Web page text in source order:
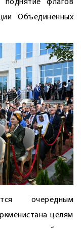
флагов
Объединённых
очередным
целям